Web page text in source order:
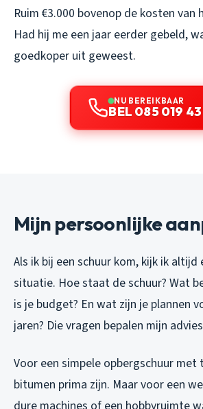
Ruim €3.000 bovenop de kosten van
Had hij me een jaar eerder gebeld,
goedkoper uit geweest.
NU BEREIKBAAR
BEL 085 019
Mijn persoonlijke
Als ik bij een schuur kom, kijk ik
situatie. Hoe staat de schuur? Wat
is je budget? En wat zijn je plannen
jaren? Die vragen bepalen mijn
Voor een simpele opbergschuur met
bitumen prima zijn. Maar voor een